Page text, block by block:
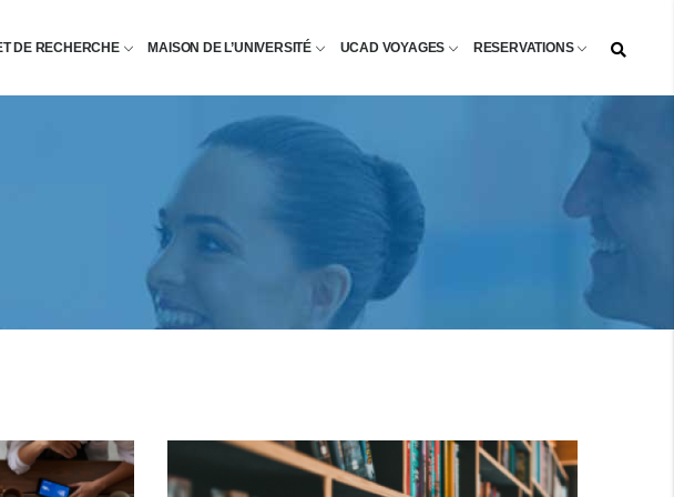
DE RECHERCHE MAISON DE L’UNIVERSITÉ UCAD VOYAGES RESERVATIONS